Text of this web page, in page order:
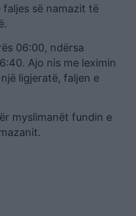
së namazit të
06:00, ndërsa
Ajo nis me leximin
ligjeratë, faljen e
myslimanët fundin e